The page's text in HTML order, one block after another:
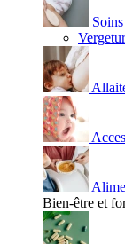
Bien-être et